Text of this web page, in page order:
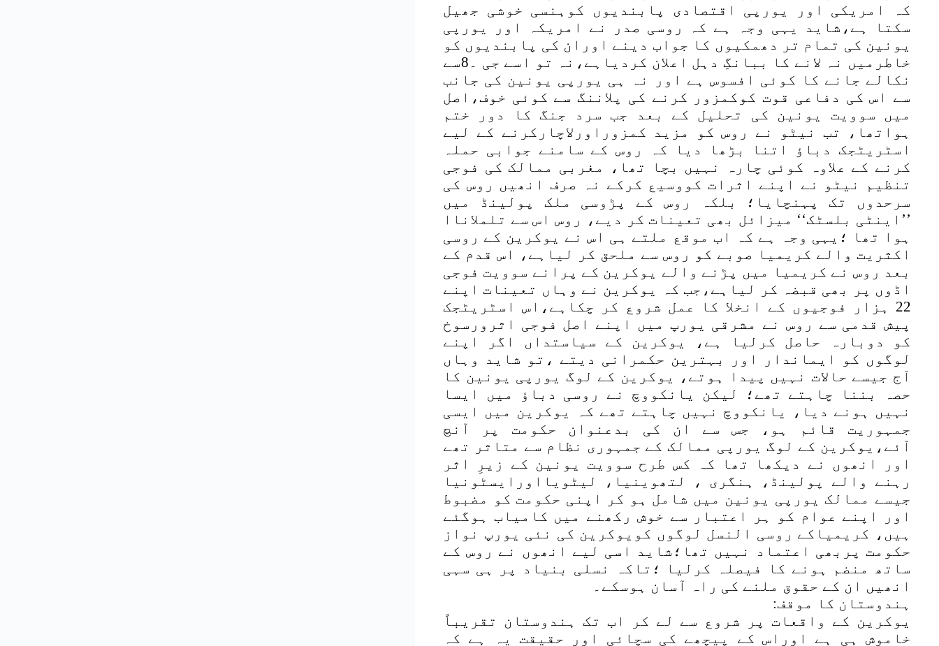
کہ امریکی اور یورپی اقتصادی پابندیوں کوہنسی خوشی جھیل
سکتا ہے،شاید یہی وجہ ہے کہ روسی صدر نے امریکہ اور یورپی
یونین کی تمام تر دھمکیوں کا جواب دینے اوران کی پابندیوں کو
خاطرمیں نہ لانے کا ببانگِ دہل اعلان کردیاہے،نہ تو اسے جی ۔8سے
نکالے جانے کا کوئی افسوس ہے اور نہ ہی یورپی یونین کی جانب
سے اس کی دفاعی قوت کوکمزور کرنے کی پلاننگ سے کوئی خوف،اصل
میں سوویت یونین کی تحلیل کے بعد جب سرد جنگ کا دور ختم
ہواتھا، تب نیٹو نے روس کو مزید کمزوراورلاچارکرنے کے لیے
اسٹریٹجک دباؤ اتنا بڑھا دیا کہ روس کے سامنے جوابی حملہ
کرنے کے علاوہ کوئی چارہ نہیں بچا تھا، مغربی ممالک کی فوجی
تنظیم نیٹو نے اپنے اثرات کووسیع کرکے نہ صرف انھیں روس کی
سرحدوں تک پہنچایا؛ بلکہ روس کے پڑوسی ملک پولینڈ میں
’’اینٹی بلسٹک‘‘ میزائل بھی تعینات کر دیے، روس اس سے تلملاناا
ہوا تھا ؛یہی وجہ ہے کہ اب موقع ملتے ہی اس نے یوکرین کے روسی
اکثریت والے کریمیا صوبے کو روس سے ملحق کر لیاہے، اس قدم کے
بعد روس نے کریمیا میں پڑنے والے یوکرین کے پرانے سوویت فوجی
اڈوں پر بھی قبضہ کر لیاہے،جب کہ یوکرین نے وہاں تعینات اپنے
22 ہزار فوجیوں کے انخلا کا عمل شروع کر چکاہے،اس اسٹریٹجک
پیش قدمی سے روس نے مشرقی یورپ میں اپنے اصل فوجی اثرورسوخ
کو دوبارہ حاصل کرلیا ہے، یوکرین کے سیاستداں اگر اپنے
لوگوں کو ایماندار اور بہترین حکمرانی دیتے ،تو شاید وہاں
آج جیسے حالات نہیں پیدا ہوتے، یوکرین کے لوگ یورپی یونین کا
حصہ بننا چاہتے تھے؛ لیکن یانکووچ نے روسی دباؤ میں ایسا
نہیں ہونے دیا، یانکووچ نہیں چاہتے تھے کہ یوکرین میں ایسی
جمہوریت قائم ہو، جس سے ان کی بدعنوان حکومت پر آنچ
آئے،یوکرین کے لوگ یورپی ممالک کے جمہوری نظام سے متاثر تھے
اور انھوں نے دیکھا تھا کہ کس طرح سوویت یونین کے زیرِ اثر
رہنے والے پولینڈ، ہنگری ، لتھوینیا، لیٹویااورایسٹونیا
جیسے ممالک یورپی یونین میں شامل ہو کر اپنی حکومت کو مضبوط
اور اپنے عوام کو ہر اعتبار سے خوش رکھنے میں کامیاب ہوگئے
ہیں، کریمیاکے روسی النسل لوگوں کویوکرین کی نئی یورپ نواز
حکومت پربھی اعتماد نہیں تھا؛شاید اسی لیے انھوں نے روس کے
ساتھ منضم ہونے کا فیصلہ کرلیا ؛تاکہ نسلی بنیاد پر ہی سہی
انھیں ان کے حقوق ملنے کی راہ آسان ہوسکے۔
ہندوستان کا موقف:
یوکرین کے واقعات پر شروع سے لے کر اب تک ہندوستان تقریباً
خاموش ہی ہے اوراس کے پیچھے کی سچائی اور حقیقت یہ ہے کہ